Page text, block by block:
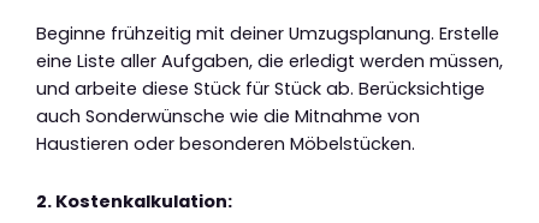
Beginne frühzeitig mit deiner Umzugsplanung. Erstelle
eine Liste aller Aufgaben, die erledigt werden müssen,
und arbeite diese Stück für Stück ab. Berücksichtige
auch Sonderwünsche wie die Mitnahme von
Haustieren oder besonderen Möbelstücken.
2. Kostenkalkulation: